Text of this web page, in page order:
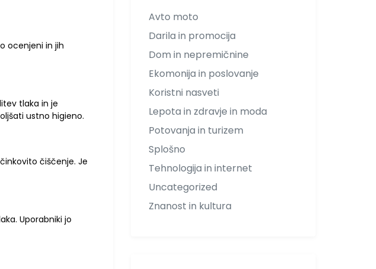
ocenjeni in jih
tlaka in je
ustno higieno.
čiščenje. Je
Uporabniki jo
Avto moto
Darila in promocija
Dom in nepremičnine
Ekomonija in poslovanje
Koristni nasveti
Lepota in zdravje in moda
Potovanja in turizem
Splošno
Tehnologija in internet
Uncategorized
Znanost in kultura